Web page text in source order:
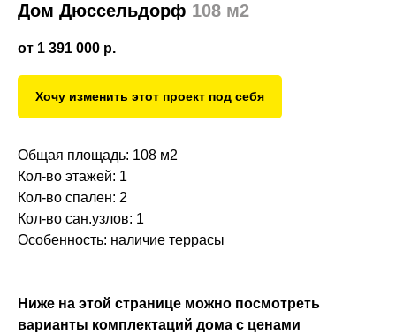
Дом Дюссельдорф 108 м2
от 1 391 000 р.
Хочу изменить этот проект под себя
Общая площадь: 108 м2
Кол-во этажей: 1
Кол-во спален: 2
Кол-во сан.узлов: 1
Особенность: наличие террасы
Ниже на этой странице можно посмотреть
варианты комплектаций дома с ценами